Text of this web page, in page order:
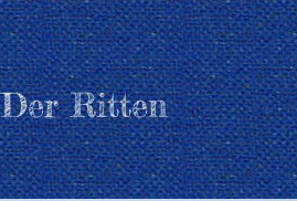
Der Ritten